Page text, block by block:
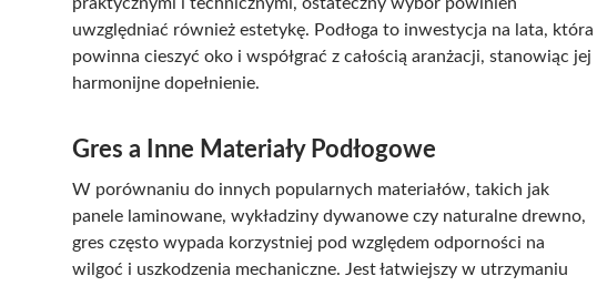
uwzględniać również estetykę. Podłoga to inwestycja na lata, która
powinna cieszyć oko i współgrać z całością aranżacji, stanowiąc jej
harmonijne dopełnienie.
Gres a Inne Materiały Podłogowe
W porównaniu do innych popularnych materiałów, takich jak
panele laminowane, wykładziny dywanowe czy naturalne drewno,
gres często wypada korzystniej pod względem odporności na
wilgoć i uszkodzenia mechaniczne. Jest łatwiejszy w utrzymaniu